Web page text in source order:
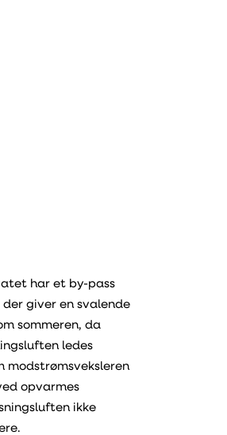
har et by-pass
giver en svalende
sommeren, da
ledes
modstrømsveksleren
opvarmes
ikke